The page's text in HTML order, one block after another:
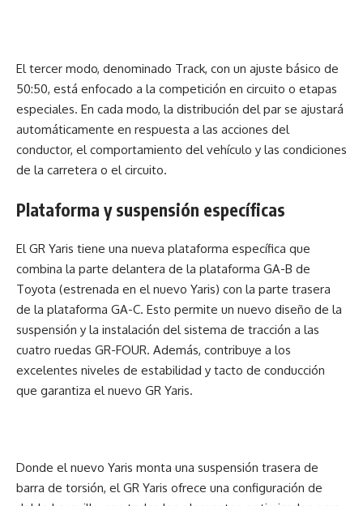
El tercer modo, denominado Track, con un ajuste básico de
50:50, está enfocado a la competición en circuito o etapas
especiales. En cada modo, la distribución del par se ajustará
automáticamente en respuesta a las acciones del
conductor, el comportamiento del vehículo y las condiciones
de la carretera o el circuito.
Plataforma y suspensión específicas
El GR Yaris tiene una nueva plataforma específica que
combina la parte delantera de la plataforma GA-B de
Toyota (estrenada en el nuevo Yaris) con la parte trasera
de la plataforma GA-C. Esto permite un nuevo diseño de la
suspensión y la instalación del sistema de tracción a las
cuatro ruedas GR-FOUR. Además, contribuye a los
excelentes niveles de estabilidad y tacto de conducción
que garantiza el nuevo GR Yaris.
Donde el nuevo Yaris monta una suspensión trasera de
barra de torsión, el GR Yaris ofrece una configuración de